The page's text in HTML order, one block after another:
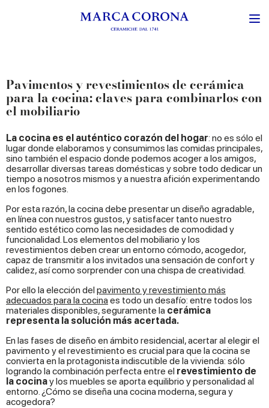
Pavimentos y revestimientos de cerámica
para la cocina: claves para combinarlos con
el mobiliario
La cocina es el auténtico corazón del hogar: no es sólo el
lugar donde elaboramos y consumimos las comidas principales,
sino también el espacio donde podemos acoger a los amigos,
desarrollar diversas tareas domésticas y sobre todo dedicar un
tiempo a nosotros mismos y a nuestra afición experimentando
en los fogones.
Por esta razón, la cocina debe presentar un diseño agradable,
en línea con nuestros gustos, y satisfacer tanto nuestro
sentido estético como las necesidades de comodidad y
funcionalidad. Los elementos del mobiliario y los
revestimientos deben crear un entorno cómodo, acogedor,
capaz de transmitir a los invitados una sensación de confort y
calidez, así como sorprender con una chispa de creatividad.
Por ello la elección delpavimento y revestimiento más
adecuados para la cocina es todo un desafío: entre todos los
materiales disponibles, seguramente la cerámica
representa la solución más acertada.
En las fases de diseño en ámbito residencial, acertar al elegir el
pavimento y el revestimiento es crucial para que la cocina se
convierta en la protagonista indiscutible de la vivienda: sólo
logrando la combinación perfecta entre el revestimiento de
la cocinay los muebles se aporta equilibrio y personalidad al
entorno. ¿Cómo se diseña una cocina moderna, segura y
acogedora?